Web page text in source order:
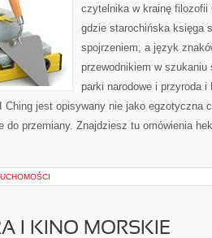
czytelnika w krainę filozofii
gdzie starochińska księga
spojrzeniem, a język
przewodnikiem w
parki narodowe i przyroda i
Ching jest opisywany nie jako egzotyczna
do przemiany. Znajdziesz tu omówienia
I KINO MORSKIE